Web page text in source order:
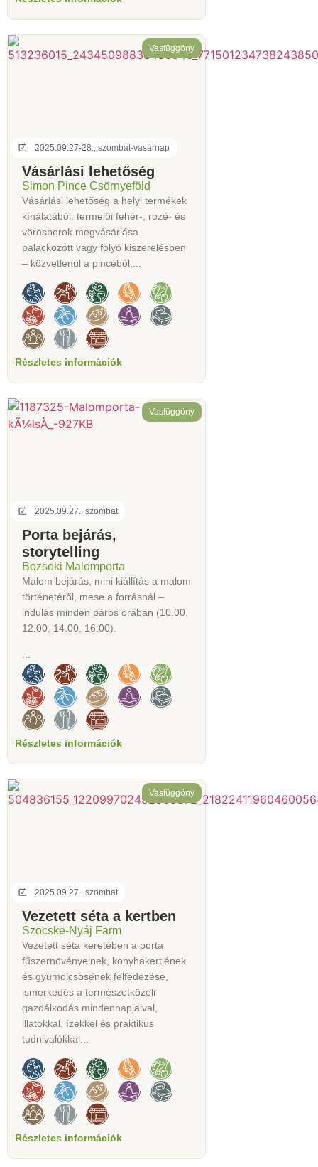
2025.09.27-28., szombat-vasárnap
Vasfüggöny
Vásárlási lehetőség
Simon Pince Csörnyeföld
Vásárlási lehetőség a helyi termékek
kínálatából: termelői fehér-, rozé- és
vörösborok megvásárlása
palackozott vagy folyó kiszerelésben
– közvetlenül a pincéből,...
Részletes információk
2025.09.27., szombat
Vasfüggöny
Porta bejárás,
storytelling
Bozsoki Malomporta
Malom bejárás, mini kiállítás a malom
történetéről, mese a forrásnál –
indulás minden páros órában (10.00,
12.00, 14.00, 16.00).
Részletes információk
2025.09.27., szombat
Vasfüggöny
Vezetett séta a kertben
Szöcske-Nyáj Farm
Vezetett séta keretében a porta
fűszernövényeinek, konyhakertjének
és gyümölcsösének felfedezése,
ismerkedés a természetközeli
gazdálkodás mindennapjaival,
illatokkal, ízekkel és praktikus
tudnivalókkal...
Részletes információk